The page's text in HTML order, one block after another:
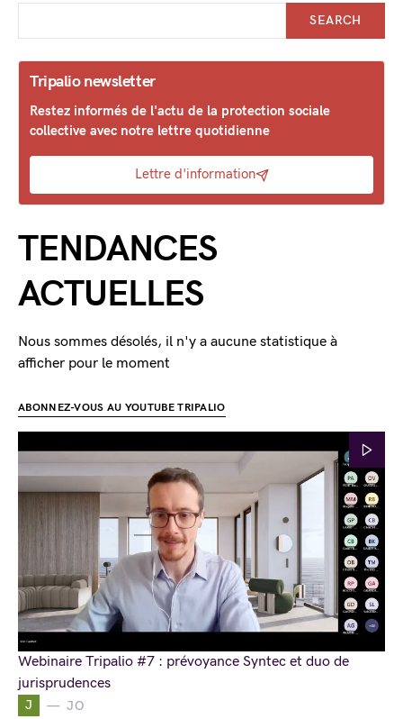
J JO
SEARCH
Tripalio newsletter
Restez informés de l'actu de la protection sociale
collective avec notre lettre quotidienne
Lettre d'information
TENDANCES
ACTUELLES
Nous sommes désolés, il n'y a aucune statistique à
afficher pour le moment
ABONNEZ-VOUS AU YOUTUBE TRIPALIO
Webinaire Tripalio #7 : prévoyance Syntec et duo de
jurisprudences